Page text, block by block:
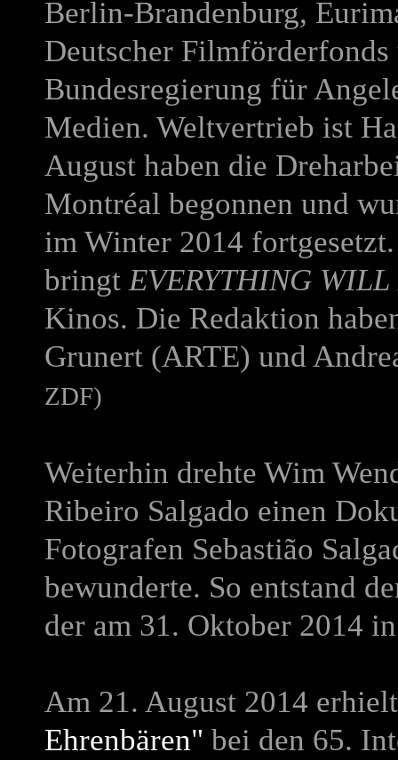
Berlin-Brandenburg,
Deutscher
Bundesregierung für
Medien. Weltvertrieb ist
August haben die
Montréal begonnen und
im Winter 2014
bringtEVERYTHING
Kinos. Die Redaktion
Grunert (ARTE) und
ZDF)
Weiterhin drehte Wim
Ribeiro Salgado einen
Fotografen Sebastião
bewunderte. So entstand
der am 31. Oktober 2014
Am 21. August 2014
Ehrenbären" bei den 65.